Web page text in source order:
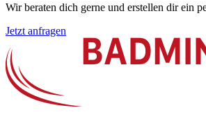
Wir beraten dich gerne und erstellen dir ein
Jetzt anfragen